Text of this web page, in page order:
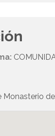
Monasterio